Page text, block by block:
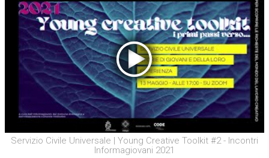
Servizio Civile Universale | Young Creative Toolkit #2 - Incontri
Informagiovani 2021